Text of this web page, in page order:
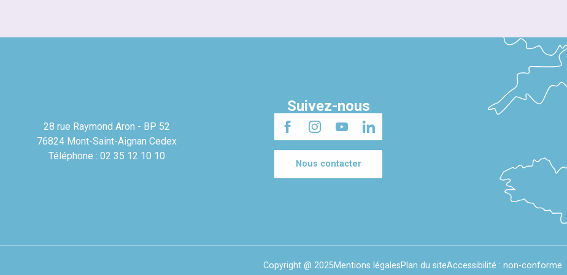
28 rue Raymond Aron - BP 52
76824 Mont-Saint-Aignan Cedex
Téléphone : 02 35 12 10 10
Suivez-nous
Nous contacter
Copyright @ 2025Mentions légalesPlan du siteAccessibilité : non-conforme